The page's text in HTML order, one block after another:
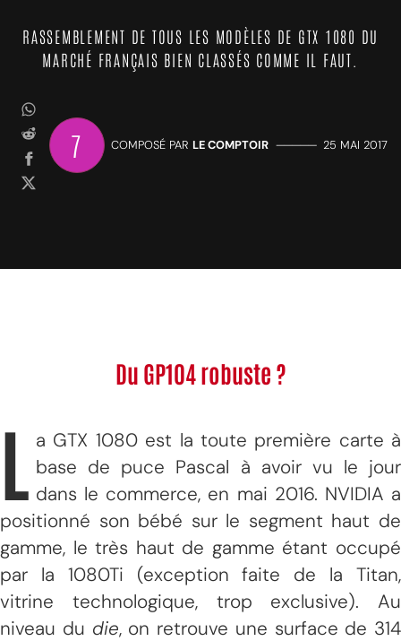
RASSEMBLEMENT DE TOUS LES MODÈLES DE GTX 1080 DU
MARCHÉ FRANÇAIS BIEN CLASSÉS COMME IL FAUT.
7 COMPOSÉ PAR LE COMPTOIR ————— 25 MAI 2017
Du GP104 robuste ?
L
a GTX 1080 est la toute première carte à
base de puce Pascal à avoir vu le jour
dans le commerce, en mai 2016. NVIDIA a
positionné son bébé sur le segment haut de
gamme, le très haut de gamme étant occupé
par la 1080Ti (exception faite de la Titan,
vitrine technologique, trop exclusive). Au
niveau du die, on retrouve une surface de 314